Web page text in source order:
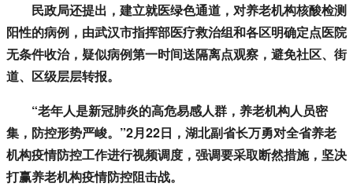
民政局还提出，建立就医绿色通道，对养老机构核酸检测
阳性的病例，由武汉市指挥部医疗救治组和各区明确定点医院
无条件收治，疑似病例第一时间送隔离点观察，避免社区、街
道、区级层层转报。
“老年人是新冠肺炎的高危易感人群，养老机构人员密
集，防控形势严峻。”2月22日，湖北副省长万勇对全省养老
机构疫情防控工作进行视频调度，强调要采取断然措施，坚决
打赢养老机构疫情防控阻击战。